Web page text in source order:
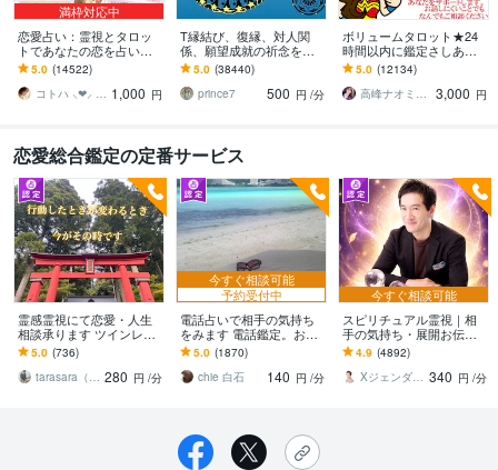
満枠対応中
恋愛占い：霊視とタロッ
トであなたの恋を占いま
す 復縁・片想い・複雑
愛・夫婦問題…お悩みに
優しく寄り添います♡
5.0 (14522)
コトハ ⸜❤︎⸝ 新サービス提供開始✨️ 1,000 円
T縁結び、復縁、対人関
係、願望成就の祈念を承
ります 対象者の思いと状
況、対象者との対話、祈
念
5.0 (38440)
prince7
500 円 /分
ボリュームタロット★24
時間以内に鑑定さしあげ
ます 3000文字以上の鑑定
★希望者のみ一部カード
開示サービスあり
5.0 (12134)
高峰ナオミ タロット占い師
3,000 円
恋愛総合鑑定の定番サービス
霊感霊視にて恋愛・人生
相談承ります ツインレ
イ・複雑愛など相手の気
持ちを瞬時にキャッチし
ます。
5.0 (736)
tarasara（あすか） 280 円 /分
今すぐ相談可能
予約受付中
電話占いで相手の気持ち
をみます 電話鑑定。お相
手様の気持ちを占いま
す。
5.0 (1870)
chie 白石
140 円 /分
今すぐ相談可能
スピリチュアル霊視｜相
手の気持ち・展開お伝え
します 復縁・複雑愛・片
想い・相手の本音☎️読み
解き成就へ導きます
4.9 (4892)
Xジェンダー 鑑定士 マサト 340 円 /分